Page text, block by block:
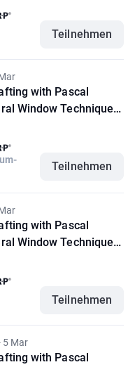
Teilnehmen
with Pascal
Window Technique,
Selection, and
Seminar.
Teilnehmen
with Pascal
Window Technique,
Selection, and
Seminar.
Teilnehmen
5 Mar
with Pascal